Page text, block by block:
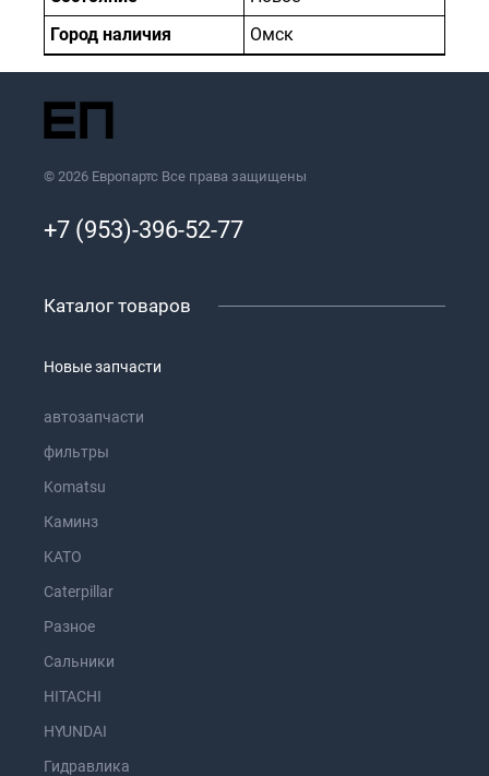
Город наличия
Омск
© 2026 Европартс Все права защищены
+7 (953)-396-52-77
Каталог товаров
Новые запчасти
автозапчасти
фильтры
Komatsu
Каминз
KATO
Caterpillar
Разное
Сальники
HITACHI
HYUNDAI
Гидравлика